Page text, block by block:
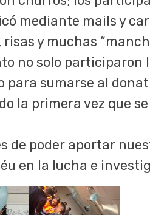
mediante mails y
y muchas
no solo participaron
para sumarse al
la primera vez que
de poder aportar
en la lucha e